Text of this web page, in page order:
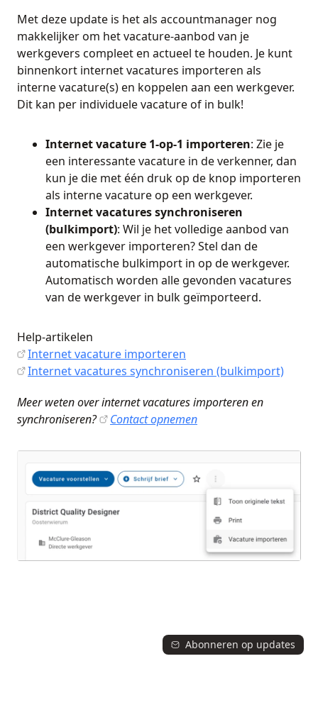
Met deze update is het als accountmanager nog
makkelijker om het vacature-aanbod van je
werkgevers compleet en actueel te houden. Je kunt
binnenkort internet vacatures importeren als
interne vacature(s) en koppelen aan een werkgever.
Dit kan per individuele vacature of in bulk!
Internet vacature 1-op-1 importeren: Zie je
een interessante vacature in de verkenner, dan
kun je die met één druk op de knop importeren
als interne vacature op een werkgever.
Internet vacatures synchroniseren
(bulkimport): Wil je het volledige aanbod van
een werkgever importeren? Stel dan de
automatische bulkimport in op de werkgever.
Automatisch worden alle gevonden vacatures
van de werkgever in bulk geïmporteerd.
Help-artikelen
Internet vacature importeren
Internet vacatures synchroniseren (bulkimport)
Meer weten over internet vacatures importeren en
synchroniseren?
Contact opnemen
Abonneren op updates